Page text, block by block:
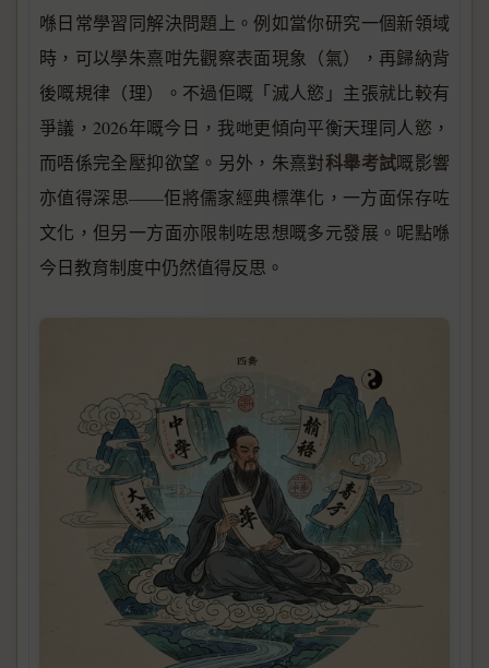
喺日常學習同解決問題上。例如當你研究一個新領域
時，可以學朱熹咁先觀察表面現象（氣），再歸納背
後嘅規律（理）。不過佢嘅「滅人慾」主張就比較有
爭議，2026年嘅今日，我哋更傾向平衡天理同人慾，
而唔係完全壓抑欲望。另外，朱熹對科舉考試嘅影響
亦值得深思——佢將儒家經典標準化，一方面保存咗
文化，但另一方面亦限制咗思想嘅多元發展。呢點喺
今日教育制度中仍然值得反思。